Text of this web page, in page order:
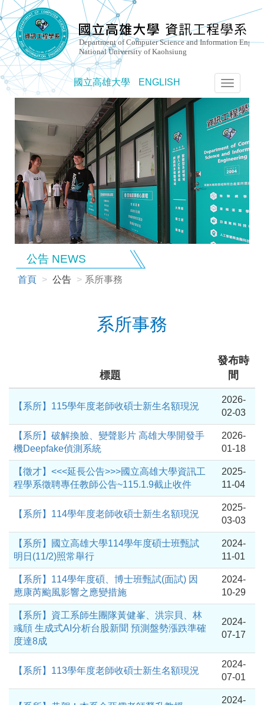
國立高雄大學 ENGLISH
選
單
切
換
公告 NEWS
首頁 公告 系所事務
系所事務
標題
發布時
間
【系所】115學年度老師收碩士新生名額現況
2026-
02-03
【系所】破解換臉、變聲影片 高雄大學開發手
機Deepfake偵測系統
2026-
01-18
【徵才】<<<延長公告>>>國立高雄大學資訊工
程學系徵聘專任教師公告~115.1.9截止收件
2025-
11-04
【系所】114學年度老師收碩士新生名額現況
2025-
03-03
【系所】國立高雄大學114學年度碩士班甄試
明日(11/2)照常舉行
2024-
11-01
【系所】114學年度碩、博士班甄試(面試) 因
應康芮颱風影響之應變措施
2024-
10-29
【系所】資工系師生團隊黃健峯、洪宗貝、林
彧頎 生成式AI分析台股新聞 預測盤勢漲跌準確
度達8成
2024-
07-17
【系所】113學年度老師收碩士新生名額現況
2024-
07-01
2024-